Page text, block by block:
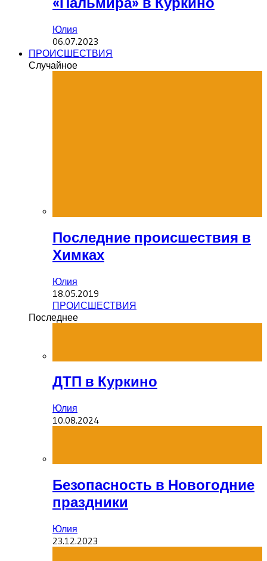
Юлия
06.07.2023
ПРОИСШЕСТВИЯ
Случайное
Последние происшествия в
Химках
Юлия
18.05.2019
ПРОИСШЕСТВИЯ
Последнее
ДТП в Куркино
Юлия
10.08.2024
Безопасность в Новогодние
праздники
Юлия
23.12.2023